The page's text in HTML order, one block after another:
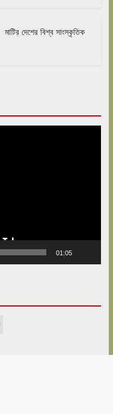
মাটির দেশের বিশ্ব সাংস্কৃতিক
01:05